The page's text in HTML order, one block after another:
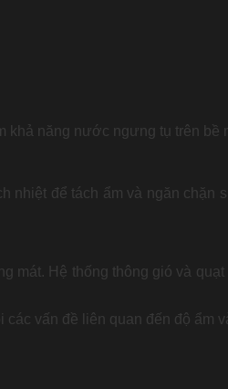
khả năng nước ngưng tụ trên bề
để tách ẩm và ngăn chặn
mát. Hệ thống thông gió và
vấn đề liên quan đến độ ẩm